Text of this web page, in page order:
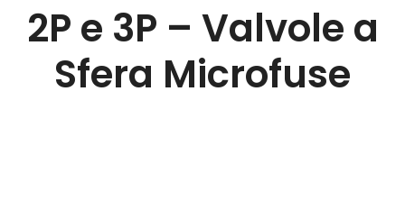
2P e 3P – Valvole a
Sfera Microfuse